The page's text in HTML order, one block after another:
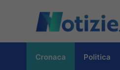
contenuto
Cronaca Politica